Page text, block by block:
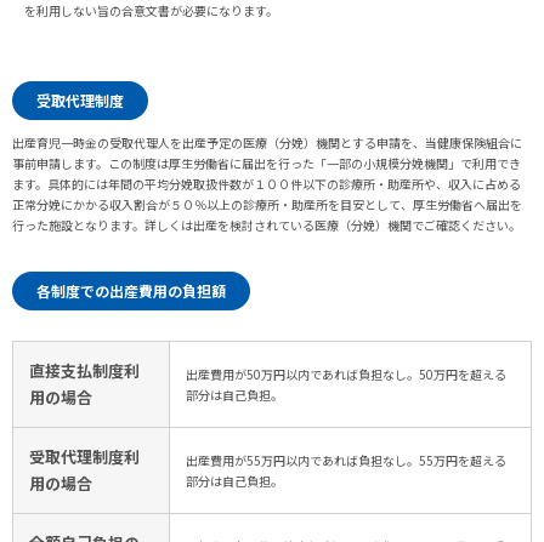
を利用しない旨の合意文書が必要になります。
受取代理制度
出産育児一時金の受取代理人を出産予定の医療（分娩）機関とする申請を、当健康保険組合に
事前申請します。この制度は厚生労働省に届出を行った「一部の小規模分娩機関」で利用でき
ます。具体的には年間の平均分娩取扱件数が１００件以下の診療所・助産所や、収入に占める
正常分娩にかかる収入割合が５０％以上の診療所・助産所を目安として、厚生労働省へ届出を
行った施設となります。詳しくは出産を検討されている医療（分娩）機関でご確認ください。
各制度での出産費用の負担額
直接支払制度利
用の場合
出産費用が50万円以内であれば負担なし。50万円を超える
部分は自己負担。
受取代理制度利
用の場合
出産費用が55万円以内であれば負担なし。55万円を超える
部分は自己負担。